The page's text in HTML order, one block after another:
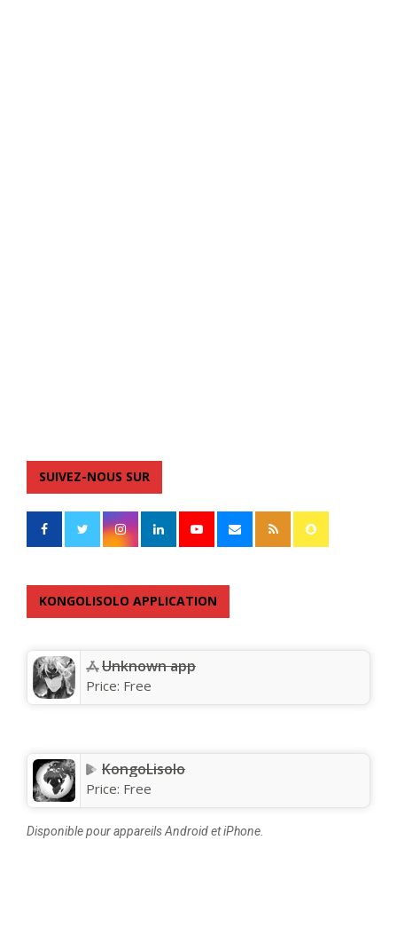
SUIVEZ-NOUS SUR
KONGOLISOLO APPLICATION
Unknown app
Price: Free
KongoLisolo
Price: Free
Disponible pour appareils Android et iPhone.